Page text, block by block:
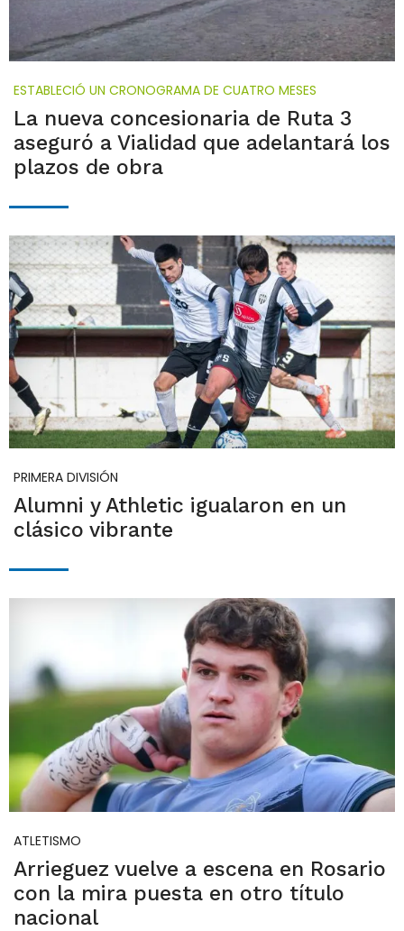
ESTABLECIÓ UN CRONOGRAMA DE CUATRO MESES
La nueva concesionaria de Ruta 3
aseguró a Vialidad que adelantará los
plazos de obra
PRIMERA DIVISIÓN
Alumni y Athletic igualaron en un
clásico vibrante
ATLETISMO
Arrieguez vuelve a escena en Rosario
con la mira puesta en otro título
nacional